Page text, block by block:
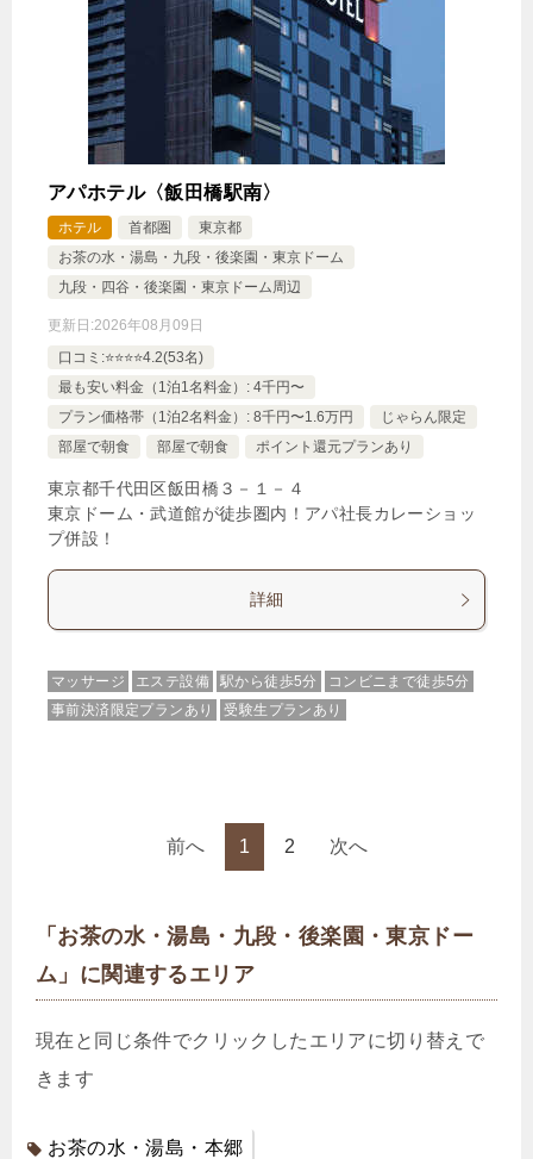
アパホテル〈飯田橋駅南〉
ホテル 首都圏
東京都
お茶の水・湯島・九段・後楽園・東京ドーム
九段・四谷・後楽園・東京ドーム周辺
更新日:2026年08月09日
口コミ:⭐️⭐️⭐️⭐️4.2(53名)
最も安い料金（1泊1名料金）: 4千円〜
プラン価格帯（1泊2名料金）: 8千円〜1.6万円
じゃらん限定
部屋で朝食
部屋で朝食 ポイント還元プランあり
東京都千代田区飯田橋３－１－４
東京ドーム・武道館が徒歩圏内！アパ社長カレーショッ
プ併設！
詳細
マッサージ エステ設備 駅から徒歩5分
コンビニまで徒歩5分
事前決済限定プランあり
受験生プランあり
前へ 1 2 次へ
「お茶の水・湯島・九段・後楽園・東京ドー
ム」に関連するエリア
現在と同じ条件でクリックしたエリアに切り替えで
きます
お茶の水・湯島・本郷